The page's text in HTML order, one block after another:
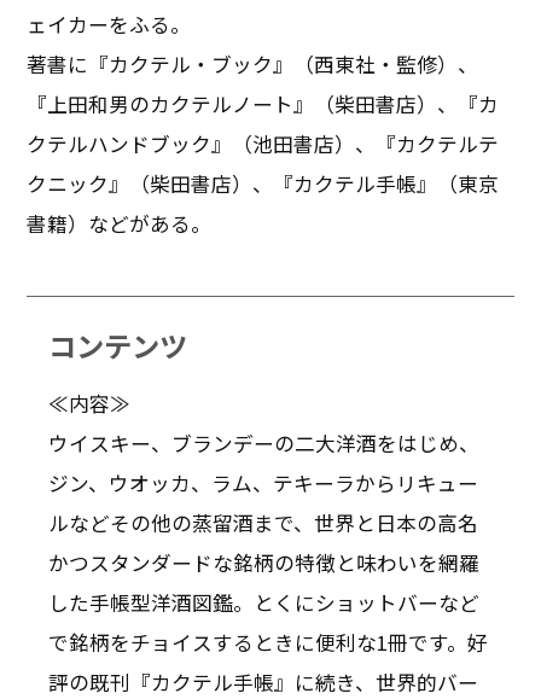
ェイカーをふる。
著書に『カクテル・ブック』（西東社・監修）、
『上田和男のカクテルノート』（柴田書店）、『カ
クテルハンドブック』（池田書店）、『カクテルテ
クニック』（柴田書店）、『カクテル手帳』（東京
書籍）などがある。
コンテンツ
≪内容≫
ウイスキー、ブランデーの二大洋酒をはじめ、
ジン、ウオッカ、ラム、テキーラからリキュー
ルなどその他の蒸留酒まで、世界と日本の高名
かつスタンダードな銘柄の特徴と味わいを網羅
した手帳型洋酒図鑑。とくにショットバーなど
で銘柄をチョイスするときに便利な1冊です。好
評の既刊『カクテル手帳』に続き、世界的バー